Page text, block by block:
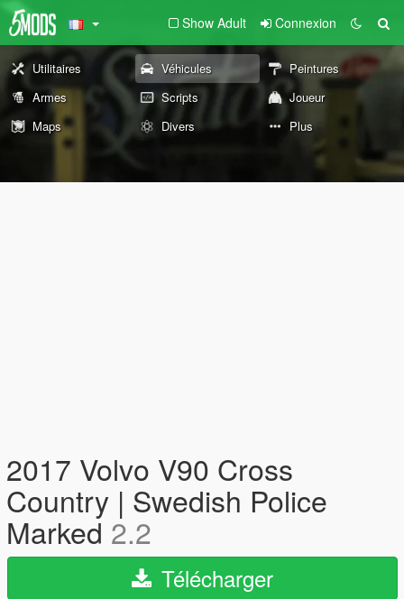
Show Adult Connexion
Utilitaires Véhicules
Peintures
Armes
Scripts
Joueur
Maps
Divers Plus
2017 Volvo V90 Cross
Country | Swedish Police
Marked 2.2
Télécharger